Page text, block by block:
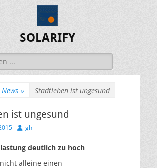
SOLARIFY
News » Stadtleben ist ungesund
ist ungesund
Autor
gh
deutlich zu hoch
alleine einen